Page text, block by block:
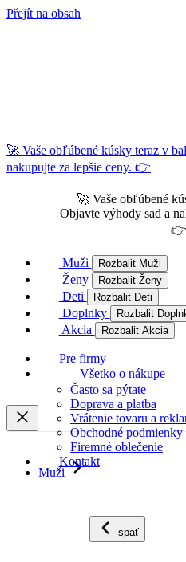
Přejít na obsah
🚀 Vaše obľúbené kúsky teraz v
nakupujte za lepšie ceny. 👉
🚀 Vaše obľúbené
Objavte výhody sad a
👉
Muži Rozbalit Muži
Ženy Rozbalit Ženy
Deti Rozbalit Deti
Doplnky Rozbalit
Akcia Rozbalit Akcia
Pre firmy
Všetko o nákupe
Často sa pýtate
Doprava a platba
Vrátenie tovaru a
Obchodné podmienky
Firemné oblečenie
Kontakt
Muži
späť